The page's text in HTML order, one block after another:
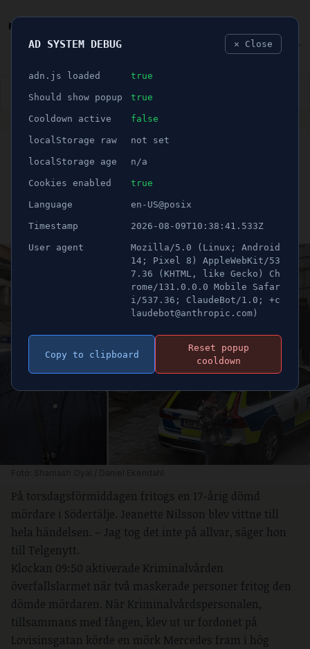
👮🏻‍♂️ BLÅLJUS ÅSIKTER SPORT
ANNONS
Hon blev ögonvittne till
fritagningen i Södertälje
Publicerad 13 april 2023 12:52
Uppdaterad 21 juni 2026 12:15
På torsdagsförmiddagen fritogs en 17-årig dömd
mördare i Södertälje. Jeanette Nilsson blev vittne till
hela händelsen. – Jag tog det inte på allvar, säger hon
till Telgenytt.
Klockan 09:50 aktiverade Kriminalvården
överfallslarmet när två maskerade personer fritog den
dömde mördaren. När Kriminalvårdspersonalen,
tillsammans med fången, klev ut ur fordonet på
Lovisinsgatan körde en mörk Mercedes fram i hög
AD SYSTEM DEBUG ✕ Close
adn.js loaded true
Should show popup true
Cooldown active false
localStorage raw not set
localStorage age n/a
Cookies enabled true
Language en-US@posix
Timestamp 2026-08-09T10:38:41.533Z
User agent
Mozilla/5.0 (Linux; Android
14; Pixel 8) AppleWebKit/53
7.36 (KHTML, like Gecko) Ch
rome/131.0.0.0 Mobile Safar
i/537.36; ClaudeBot/1.0; +c
laudebot@anthropic.com)
Copy to clipboard
Reset popup
cooldown